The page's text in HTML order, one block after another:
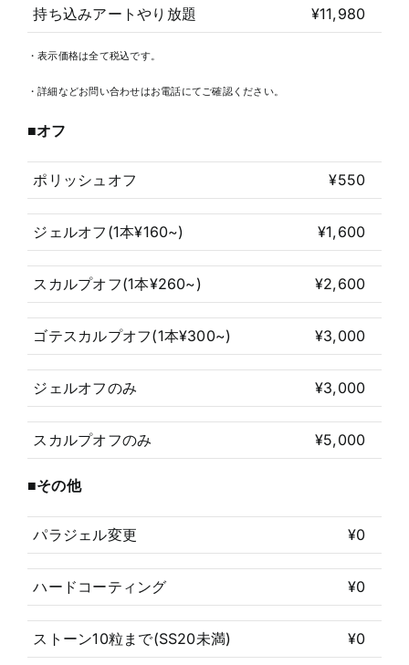
持ち込みアートやり放題 ¥11,980
・表示価格は全て税込です。
・詳細などお問い合わせはお電話にてご確認ください。
■オフ
ポリッシュオフ ¥550
ジェルオフ(1本¥160~) ¥1,600
スカルプオフ(1本¥260~) ¥2,600
ゴテスカルプオフ(1本¥300~) ¥3,000
ジェルオフのみ ¥3,000
スカルプオフのみ ¥5,000
■その他
パラジェル変更 ¥0
ハードコーティング ¥0
ストーン10粒まで(SS20未満) ¥0